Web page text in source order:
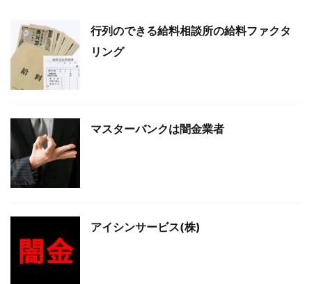
行列のできる給料相談所の給料ファクタ
リング
マスターバンクは闇金業者
アイシンサービス(株)